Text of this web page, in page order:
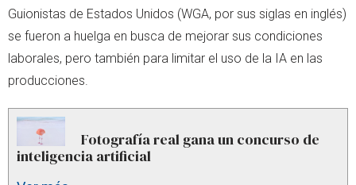
Guionistas de Estados Unidos (WGA, por sus siglas en inglés)
se fueron a huelga en busca de mejorar sus condiciones
laborales, pero también para limitar el uso de la IA en las
producciones.
Fotografía real gana un concurso de
inteligencia artificial